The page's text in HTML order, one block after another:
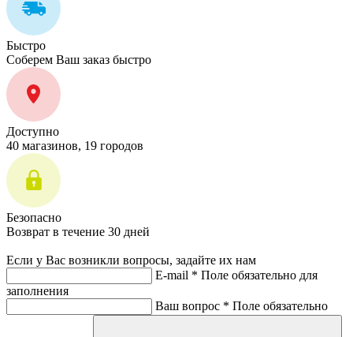
Быстро
Соберем Ваш заказ быстро
Доступно
40 магазинов, 19 городов
Безопасно
Возврат в течение 30 дней
Если у Вас возникли вопросы, задайте их нам
E-mail * Поле обязательно для
заполнения
Ваш вопрос * Поле обязательно